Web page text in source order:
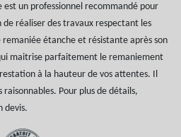
un professionnel recommandé pour
réaliser des travaux respectant les
étanche et résistante après son
maitrise parfaitement le remaniement
à la hauteur de vos attentes. Il
Pour plus de détails,
devis.